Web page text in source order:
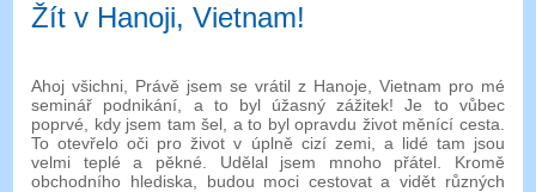
Žít v Hanoji, Vietnam!
Ahoj všichni, Právě jsem se vrátil z Hanoje, Vietnam pro mé
seminář podnikání, a to byl úžasný zážitek! Je to vůbec
poprvé, kdy jsem tam šel, a to byl opravdu život měnící cesta.
To otevřelo oči pro život v úplně cizí zemi, a lidé tam jsou
velmi teplé a pěkné. Udělal jsem mnoho přátel. Kromě
obchodního hlediska, budou moci cestovat a vidět různých